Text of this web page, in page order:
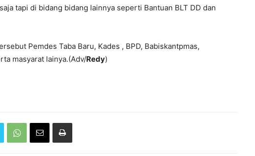
tapi di bidang bidang lainnya seperti Bantuan BLT DD dan
Pemdes Taba Baru, Kades , BPD, Babiskantpmas,
masyarat lainya.(Adv/Redy)